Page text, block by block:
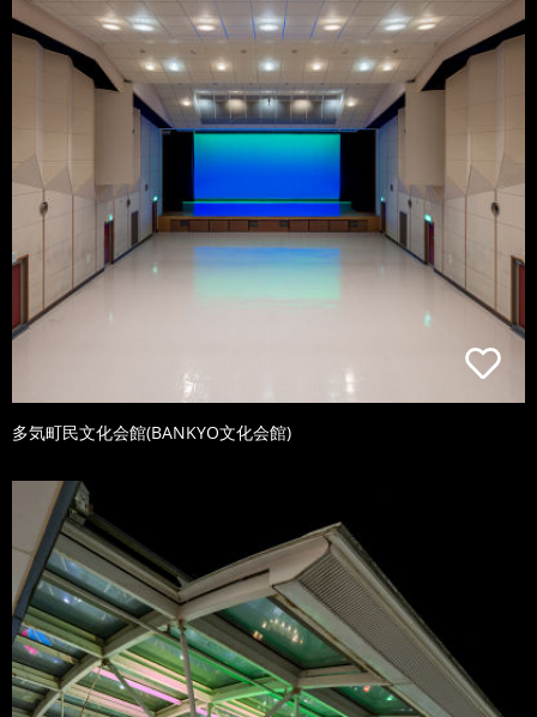
多気町民文化会館(BANKYO文化会館)